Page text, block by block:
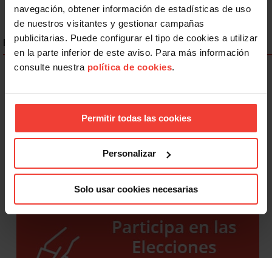
navegación, obtener información de estadísticas de uso
de nuestros visitantes y gestionar campañas
publicitarias. Puede configurar el tipo de cookies a utilizar
en la parte inferior de este aviso. Para más información
consulte nuestra política de cookies.
Permitir todas las cookies
Personalizar
Solo usar cookies necesarias
ENLACES DESTACADOS